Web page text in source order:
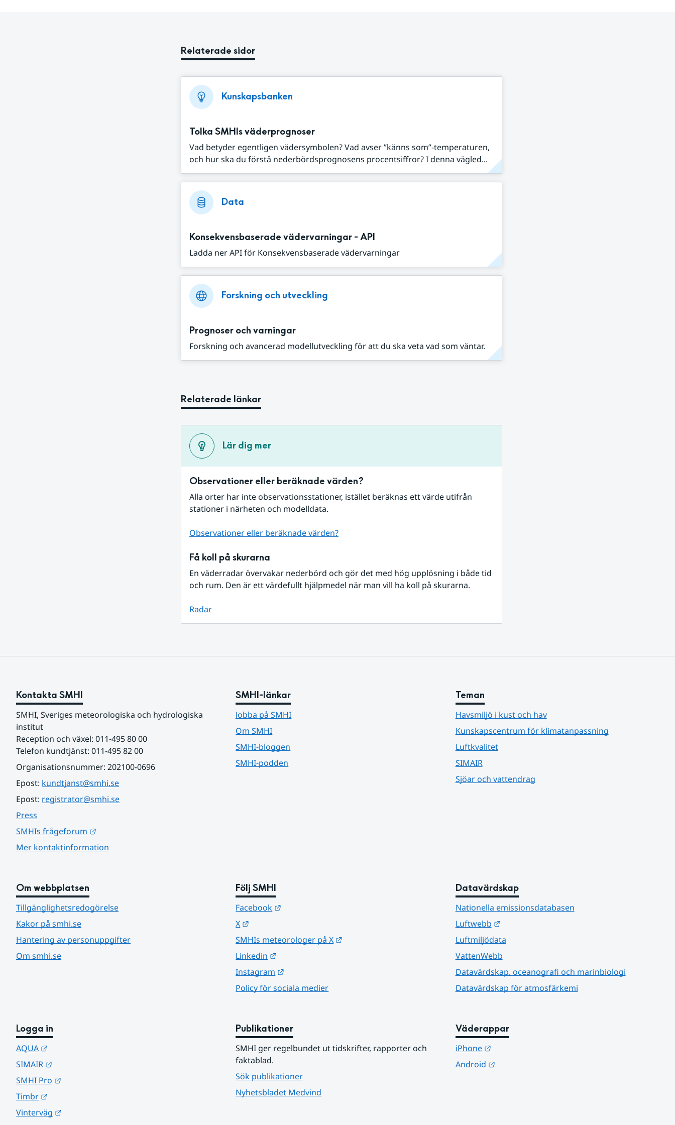
Relaterade sidor
Kunskapsbanken
Tolka SMHIs väderprognoser
Vad betyder egentligen vädersymbolen? Vad avser ”känns som”-temperaturen,
och hur ska du förstå nederbördsprognosens procentsiffror? I denna vägled...
Data
Konsekvensbaserade vädervarningar - API
Ladda ner API för Konsekvensbaserade vädervarningar
Forskning och utveckling
Prognoser och varningar
Forskning och avancerad modellutveckling för att du ska veta vad som väntar.
Relaterade länkar
Lär dig mer
Observationer eller beräknade värden?
Alla orter har inte observationsstationer, istället beräknas ett värde utifrån
stationer i närheten och modelldata.
Observationer eller beräknade värden?
Få koll på skurarna
En väderradar övervakar nederbörd och gör det med hög upplösning i både tid
och rum. Den är ett värdefullt hjälpmedel när man vill ha koll på skurarna.
Radar
Kontakta SMHI
SMHI, Sveriges meteorologiska och hydrologiska
institut
Reception och växel: 011-495 80 00
Telefon kundtjänst: 011-495 82 00
Organisationsnummer: 202100-0696
Epost: kundtjanst@smhi.se
Epost: registrator@smhi.se
Press
SMHIs frågeforum
Mer kontaktinformation
SMHI-länkar
Jobba på SMHI
Om SMHI
SMHI-bloggen
SMHI-podden
Teman
Havsmiljö i kust och hav
Kunskapscentrum för klimatanpassning
Luftkvalitet
SIMAIR
Sjöar och vattendrag
Om webbplatsen
Tillgänglighetsredogörelse
Kakor på smhi.se
Hantering av personuppgifter
Om smhi.se
Följ SMHI
Facebook
X
SMHIs meteorologer på X
Linkedin
Instagram
Policy för sociala medier
Datavärdskap
Nationella emissionsdatabasen
Luftwebb
Länk till annan webbplats.
Luftmiljödata
VattenWebb
Datavärdskap, oceanografi och marinbiologi
Datavärdskap för atmosfärkemi
Logga in
AQUA
SIMAIR
SMHI Pro
Timbr
Vinterväg
Publikationer
SMHI ger regelbundet ut tidskrifter, rapporter och
faktablad.
Sök publikationer
Nyhetsbladet Medvind
Väderappar
iPhone
Länk till annan webbplats.
Android
Länk till annan webbplats.